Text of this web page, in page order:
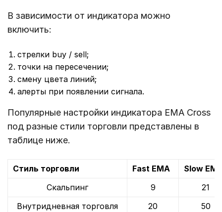
В зависимости от индикатора можно
включить:
стрелки buy / sell;
точки на пересечении;
смену цвета линий;
алерты при появлении сигнала.
Популярные настройки индикатора EMA Cross
под разные стили торговли представлены в
таблице ниже.
Стиль торговли Fast EMA
Slow
Скальпинг
9
21
Внутридневная торговля
20
50